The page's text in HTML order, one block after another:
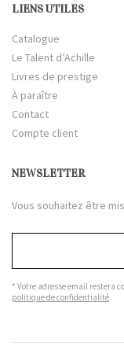
LIENS UTILES
Catalogue
Le Talent d’Achille
Livres de prestige
À paraître
Contact
Compte client
NEWSLETTER
Vous souhaitez être
* Votre adresse email restera
politique de confidentialité.